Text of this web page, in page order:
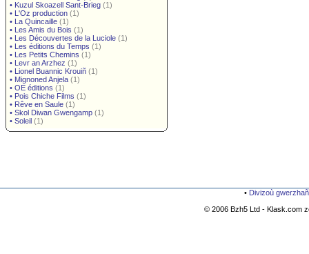
• Kuzul Skoazell Sant-Brieg (1)
• L'Oz production (1)
• La Quincaille (1)
• Les Amis du Bois (1)
• Les Découvertes de la Luciole (1)
• Les éditions du Temps (1)
• Les Petits Chemins (1)
• Levr an Arzhez (1)
• Lionel Buannic Krouiñ (1)
• Mignoned Anjela (1)
• OE éditions (1)
• Pois Chiche Films (1)
• Rêve en Saule (1)
• Skol Diwan Gwengamp (1)
• Soleil (1)
• Divizoù
© 2006 Bzh5 Ltd - Klask.com